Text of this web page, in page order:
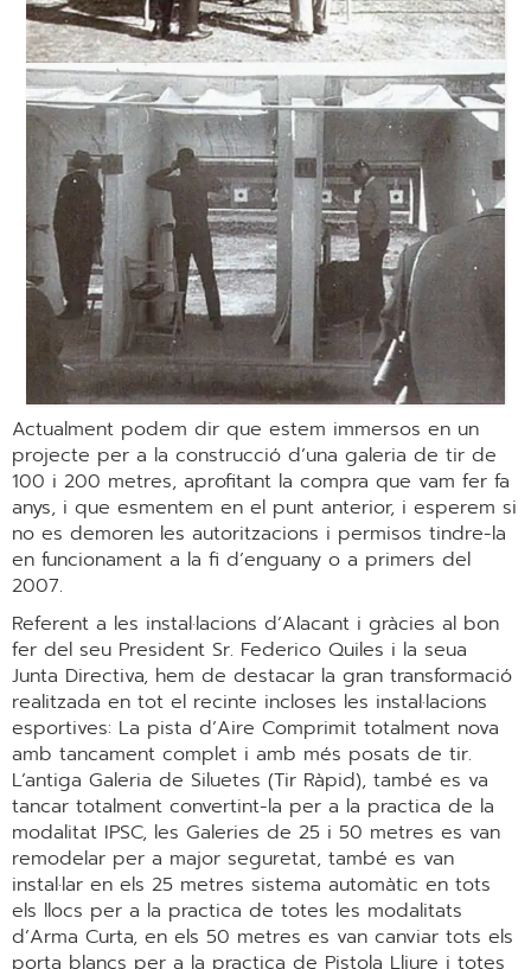
Actualment podem dir que estem immersos en un
projecte per a la construcció d’una galeria de tir de
100 i 200 metres, aprofitant la compra que vam fer fa
anys, i que esmentem en el punt anterior, i esperem si
no es demoren les autoritzacions i permisos tindre-la
en funcionament a la fi d’enguany o a primers del
2007.
Referent a les instal·lacions d’Alacant i gràcies al bon
fer del seu President Sr. Federico Quiles i la seua
Junta Directiva, hem de destacar la gran transformació
realitzada en tot el recinte incloses les instal·lacions
esportives: La pista d’Aire Comprimit totalment nova
amb tancament complet i amb més posats de tir.
L’antiga Galeria de Siluetes (Tir Ràpid), també es va
tancar totalment convertint-la per a la practica de la
modalitat IPSC, les Galeries de 25 i 50 metres es van
remodelar per a major seguretat, també es van
instal·lar en els 25 metres sistema automàtic en tots
els llocs per a la practica de totes les modalitats
d’Arma Curta, en els 50 metres es van canviar tots els
porta blancs per a la practica de Pistola Lliure i totes